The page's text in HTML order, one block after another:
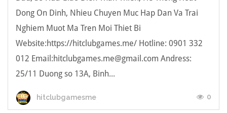
Dong On Dinh, Nhieu Chuyen Muc Hap Dan Va Trai
Nghiem Muot Ma Tren Moi Thiet Bi
Website:https://hitclubgames.me/ Hotline: 0901 332
012 Email:hitclubgames.me@gmail.com Andress:
25/11 Duong so 13A, Binh...
hitclubgamesme 0